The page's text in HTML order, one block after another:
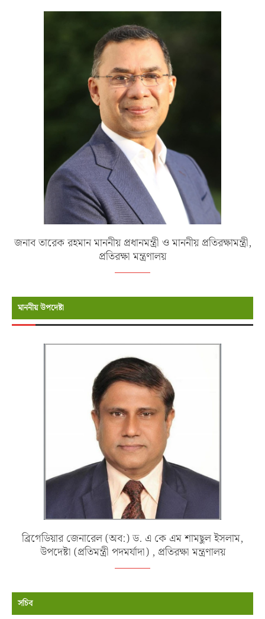
জনাব তারেক রহমান মাননীয় প্রধানমন্ত্রী ও মাননীয় প্রতিরক্ষামন্ত্রী,
প্রতিরক্ষা মন্ত্রণালয়
মাননীয় উপদেষ্টা
ব্রিগেডিয়ার জেনারেল (অব:) ড. এ কে এম শামছুল ইসলাম,
উপদেষ্টা (প্রতিমন্ত্রী পদমর্যাদা) , প্রতিরক্ষা মন্ত্রণালয়
সচিব